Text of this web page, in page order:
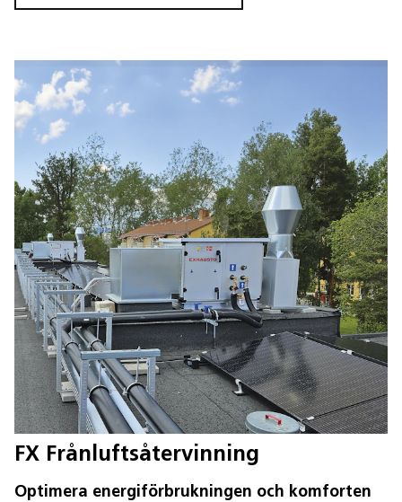
FX Frånluftsåtervinning
Optimera energiförbrukningen och komforten